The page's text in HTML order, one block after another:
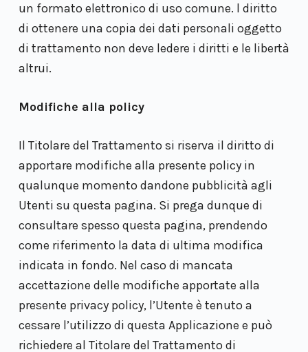
un formato elettronico di uso comune. l diritto
di ottenere una copia dei dati personali oggetto
di trattamento non deve ledere i diritti e le libertà
altrui.
Modifiche alla policy
Il Titolare del Trattamento si riserva il diritto di
apportare modifiche alla presente policy in
qualunque momento dandone pubblicità agli
Utenti su questa pagina. Si prega dunque di
consultare spesso questa pagina, prendendo
come riferimento la data di ultima modifica
indicata in fondo. Nel caso di mancata
accettazione delle modifiche apportate alla
presente privacy policy, l’Utente è tenuto a
cessare l’utilizzo di questa Applicazione e può
richiedere al Titolare del Trattamento di